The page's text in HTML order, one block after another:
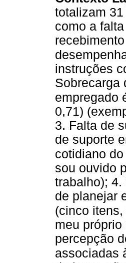
totalizam
como a
instruções
Sobrecarga
empregado
0,71)
3. Falta de
de suporte
cotidiano
sou ouvido
trabalho);
de planejar
(cinco itens,
meu
percepção
associadas